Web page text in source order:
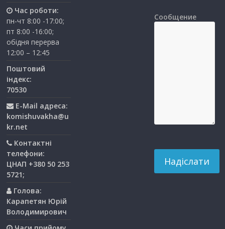
Час роботи:
пн-чт 8:00 -17:00;
пт 8:00 -16:00;
обідня перерва
12:00 – 12:45
Поштовий
індекс:
70530
E-Mail адреса:
komishuvakha@u
kr.net
Контактні
телефони:
ЦНАП +380 50 253
5721;
Голова:
Карапетян Юрій
Володимирович
Сообщение